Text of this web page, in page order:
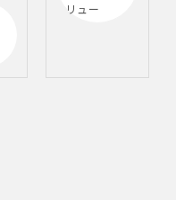
リュー